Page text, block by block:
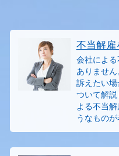
不当解雇
会社による
ありませ
訴えたい
ついて解
よる不当
うなもの